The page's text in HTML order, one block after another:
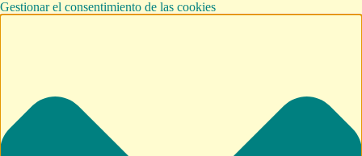
Gestionar el consentimiento de las cookies